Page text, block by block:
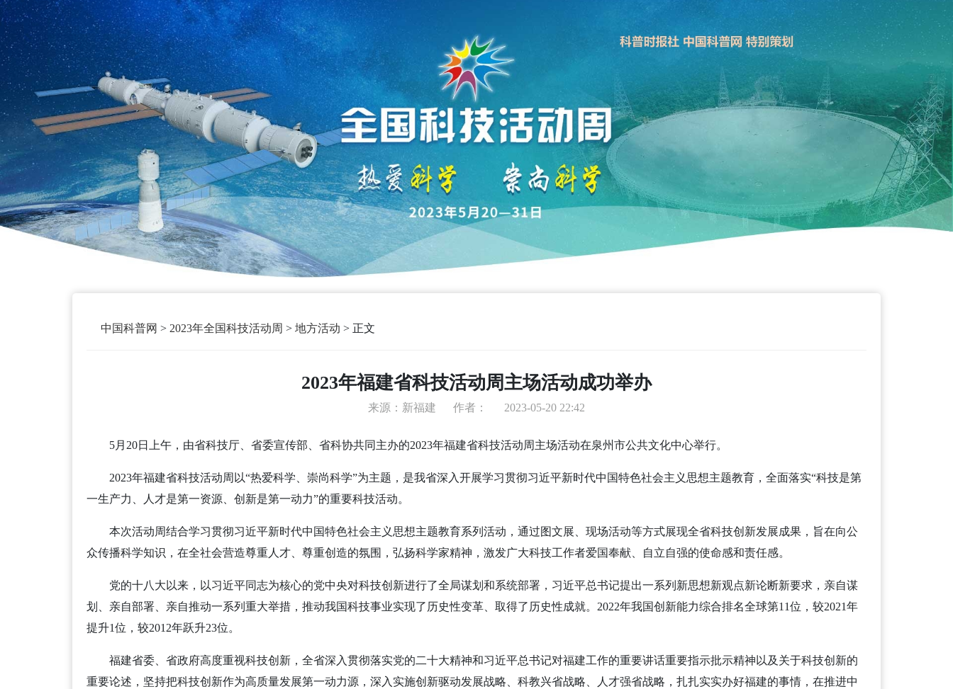
中国科普网 > 2023年全国科技活动周 > 地方活动 > 正文
2023年福建省科技活动周主场活动成功举办
来源：新福建 作者： 2023-05-20 22:42
5月20日上午，由省科技厅、省委宣传部、省科协共同主办的2023年福建省科技活动周主场活动在泉州市公共文化中心举行。
2023年福建省科技活动周以“热爱科学、崇尚科学”为主题，是我省深入开展学习贯彻习近平新时代中国特色社会主义思想主题教育，全面落实“科技是第
一生产力、人才是第一资源、创新是第一动力”的重要科技活动。
本次活动周结合学习贯彻习近平新时代中国特色社会主义思想主题教育系列活动，通过图文展、现场活动等方式展现全省科技创新发展成果，旨在向公
众传播科学知识，在全社会营造尊重人才、尊重创造的氛围，弘扬科学家精神，激发广大科技工作者爱国奉献、自立自强的使命感和责任感。
党的十八大以来，以习近平同志为核心的党中央对科技创新进行了全局谋划和系统部署，习近平总书记提出一系列新思想新观点新论断新要求，亲自谋
划、亲自部署、亲自推动一系列重大举措，推动我国科技事业实现了历史性变革、取得了历史性成就。2022年我国创新能力综合排名全球第11位，较2021年
提升1位，较2012年跃升23位。
福建省委、省政府高度重视科技创新，全省深入贯彻落实党的二十大精神和习近平总书记对福建工作的重要讲话重要指示批示精神以及关于科技创新的
重要论述，坚持把科技创新作为高质量发展第一动力源，深入实施创新驱动发展战略、科教兴省战略、人才强省战略，扎扎实实办好福建的事情，在推进中